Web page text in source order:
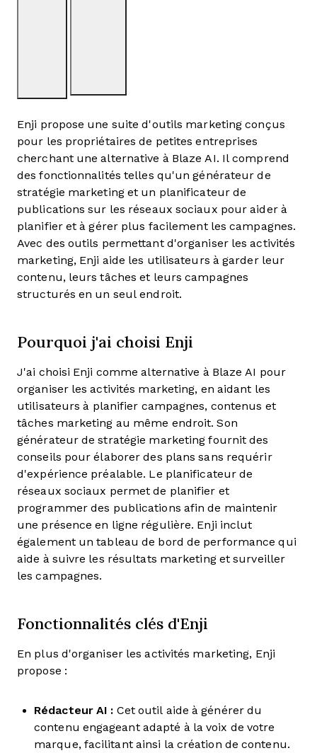
Enji propose une suite d'outils marketing conçus
pour les propriétaires de petites entreprises
cherchant une alternative à Blaze AI. Il comprend
des fonctionnalités telles qu'un générateur de
stratégie marketing et un planificateur de
publications sur les réseaux sociaux pour aider à
planifier et à gérer plus facilement les campagnes.
Avec des outils permettant d'organiser les activités
marketing, Enji aide les utilisateurs à garder leur
contenu, leurs tâches et leurs campagnes
structurés en un seul endroit.
Pourquoi j'ai choisi Enji
J'ai choisi Enji comme alternative à Blaze AI pour
organiser les activités marketing, en aidant les
utilisateurs à planifier campagnes, contenus et
tâches marketing au même endroit. Son
générateur de stratégie marketing fournit des
conseils pour élaborer des plans sans requérir
d'expérience préalable. Le planificateur de
réseaux sociaux permet de planifier et
programmer des publications afin de maintenir
une présence en ligne régulière. Enji inclut
également un tableau de bord de performance qui
aide à suivre les résultats marketing et surveiller
les campagnes.
Fonctionnalités clés d'Enji
En plus d'organiser les activités marketing, Enji
propose :
Rédacteur AI : Cet outil aide à générer du
contenu engageant adapté à la voix de votre
marque, facilitant ainsi la création de contenu.